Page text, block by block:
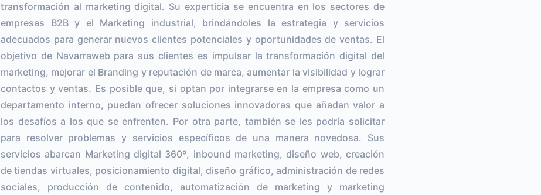
transformación al marketing digital. Su experticia se encuentra en los sectores de
empresas B2B y el Marketing industrial, brindándoles la estrategia y servicios
adecuados para generar nuevos clientes potenciales y oportunidades de ventas. El
objetivo de Navarraweb para sus clientes es impulsar la transformación digital del
marketing, mejorar el Branding y reputación de marca, aumentar la visibilidad y lograr
contactos y ventas. Es posible que, si optan por integrarse en la empresa como un
departamento interno, puedan ofrecer soluciones innovadoras que añadan valor a
los desafíos a los que se enfrenten. Por otra parte, también se les podría solicitar
para resolver problemas y servicios específicos de una manera novedosa. Sus
servicios abarcan Marketing digital 360º, inbound marketing, diseño web, creación
de tiendas virtuales, posicionamiento digital, diseño gráfico, administración de redes
sociales, producción de contenido, automatización de marketing y marketing